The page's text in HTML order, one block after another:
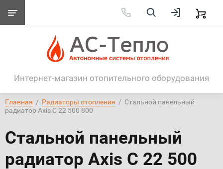
Интернет-магазин отопительного оборудования
Главная
  /
Радиаторы отопления
  /  Стальной панельный
радиатор Axis С 22 500 800
Стальной панельный
радиатор Axis С 22 500